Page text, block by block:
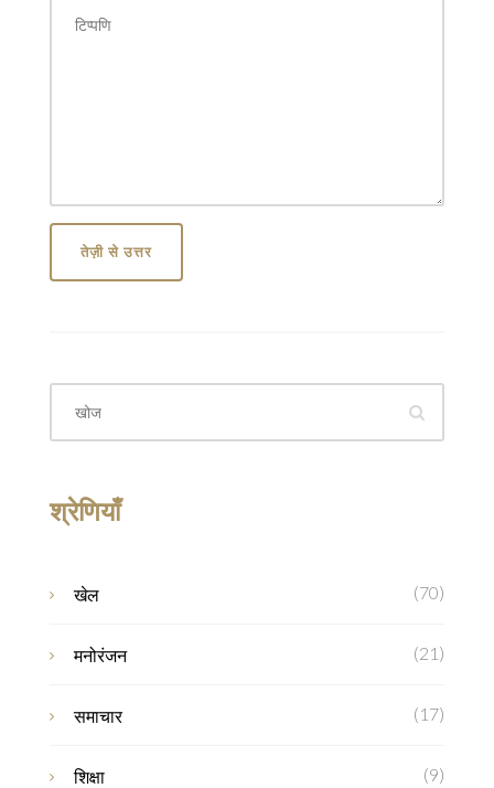
तेज़ी से उत्तर
श्रेणियाँ
खेल (70)
मनोरंजन (21)
समाचार (17)
शिक्षा (9)